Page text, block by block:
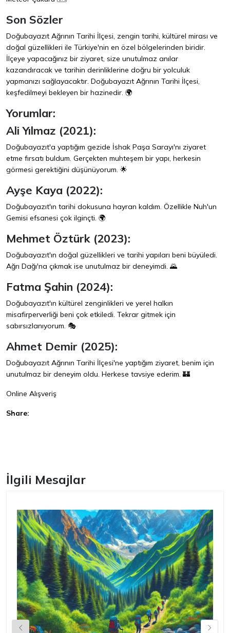
Son Sözler
Doğubayazıt Ağrının Tarihi İlçesi, zengin tarihi, kültürel mirası ve
doğal güzellikleri ile Türkiye'nin en özel bölgelerinden biridir.
İlçeye yapacağınız bir ziyaret, size unutulmaz anılar
kazandıracak ve tarihin derinliklerine doğru bir yolculuk
yapmanızı sağlayacaktır. Doğubayazıt Ağrının Tarihi İlçesi,
keşfedilmeyi bekleyen bir hazinedir. 🌍
Yorumlar:
Ali Yılmaz (2021):
Doğubayazıt'a yaptığım gezide İshak Paşa Sarayı'nı ziyaret
etme fırsatı buldum. Gerçekten muhteşem bir yapı, herkesin
görmesi gerektiğini düşünüyorum. 🌟
Ayşe Kaya (2022):
Doğubayazıt'ın tarihi dokusuna hayran kaldım. Özellikle Nuh'un
Gemisi efsanesi çok ilginçti. 🌍
Mehmet Öztürk (2023):
Doğubayazıt'ın doğal güzellikleri ve tarihi yapıları beni büyüledi.
Ağrı Dağı'na çıkmak ise unutulmaz bir deneyimdi. 🌄
Fatma Şahin (2024):
Doğubayazıt'ın kültürel zenginlikleri ve yerel halkın
misafirperverliği beni çok etkiledi. Tekrar gitmek için
sabırsızlanıyorum. 🎭
Ahmet Demir (2025):
Doğubayazıt Ağrının Tarihi İlçesi'ne yaptığım ziyaret, benim için
unutulmaz bir deneyim oldu. Herkese tavsiye ederim. 🏰
Online Alışveriş
Share:
İlgili Mesajlar